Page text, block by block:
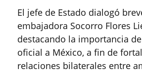
El jefe de Estado dialogó
embajadora Socorro Flores
destacando la importancia
oficial a México, a fin de
relaciones bilaterales entre